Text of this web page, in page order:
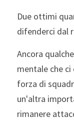
Due ottimi
difenderci dal
Ancora
mentale che
forza di
un'altra
rimanere